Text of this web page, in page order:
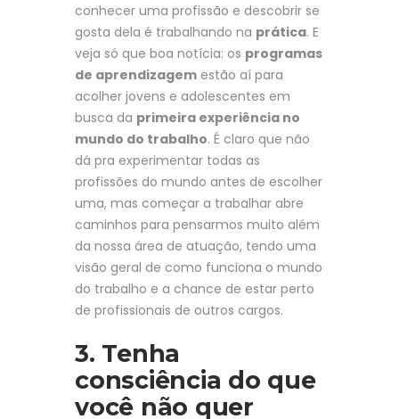
conhecer uma profissão e descobrir se
gosta dela é trabalhando na prática. E
veja só que boa notícia: os programas
de aprendizagem estão aí para
acolher jovens e adolescentes em
busca da primeira experiência no
mundo do trabalho. É claro que não
dá pra experimentar todas as
profissões do mundo antes de escolher
uma, mas começar a trabalhar abre
caminhos para pensarmos muito além
da nossa área de atuação, tendo uma
visão geral de como funciona o mundo
do trabalho e a chance de estar perto
de profissionais de outros cargos.
3. Tenha
consciência do que
você não quer